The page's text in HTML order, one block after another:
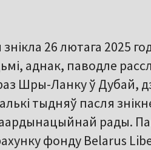
26 лютага 2025
аднак, паводле
Шры-Ланку ў Дубай,
тыдняў пасля
рады.
фонду Belarus